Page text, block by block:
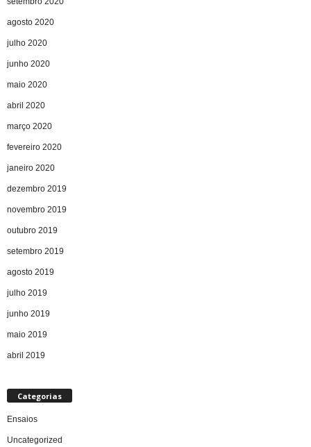
agosto 2020
julho 2020
junho 2020
maio 2020
abril 2020
março 2020
fevereiro 2020
janeiro 2020
dezembro 2019
novembro 2019
outubro 2019
setembro 2019
agosto 2019
julho 2019
junho 2019
maio 2019
abril 2019
Categorias
Ensaios
Uncategorized